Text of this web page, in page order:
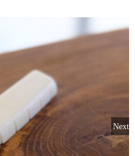
Next